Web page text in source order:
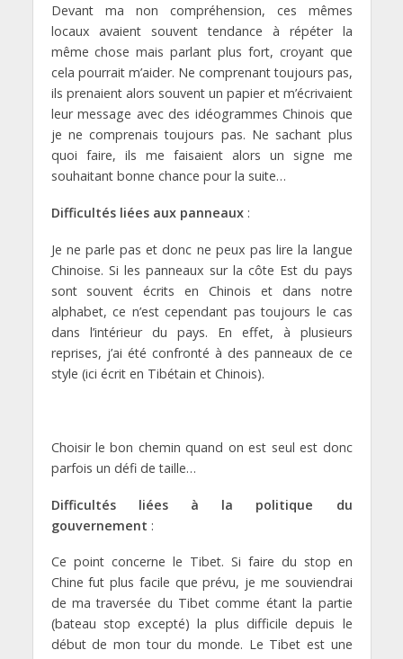
Devant ma non compréhension, ces mêmes
locaux avaient souvent tendance à répéter la
même chose mais parlant plus fort, croyant que
cela pourrait m’aider. Ne comprenant toujours pas,
ils prenaient alors souvent un papier et m’écrivaient
leur message avec des idéogrammes Chinois que
je ne comprenais toujours pas. Ne sachant plus
quoi faire, ils me faisaient alors un signe me
souhaitant bonne chance pour la suite…
Difficultés liées aux panneaux:
Je ne parle pas et donc ne peux pas lire la langue
Chinoise. Si les panneaux sur la côte Est du pays
sont souvent écrits en Chinois et dans notre
alphabet, ce n’est cependant pas toujours le cas
dans l’intérieur du pays. En effet, à plusieurs
reprises, j’ai été confronté à des panneaux de ce
style (ici écrit en Tibétain et Chinois).
Choisir le bon chemin quand on est seul est donc
parfois un défi de taille…
Difficultés liées à la politique du
gouvernement :
Ce point concerne le Tibet. Si faire du stop en
Chine fut plus facile que prévu, je me souviendrai
de ma traversée du Tibet comme étant la partie
(bateau stop excepté) la plus difficile depuis le
début de mon tour du monde. Le Tibet est une